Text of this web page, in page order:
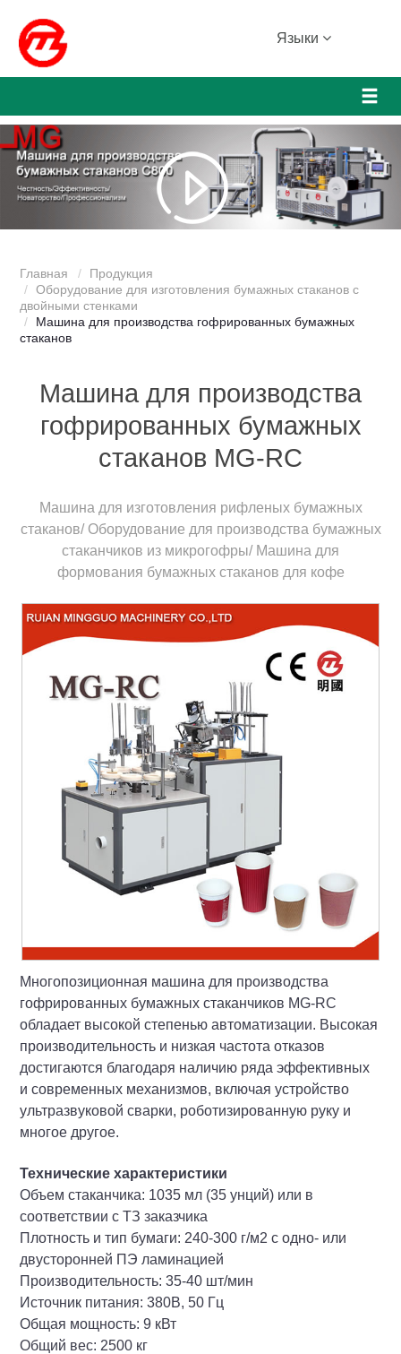
Языки
Главная
Продукция
Оборудование для изготовления бумажных стаканов с
двойными стенками
Машина для производства гофрированных бумажных
стаканов
Машина для производства
гофрированных бумажных
стаканов MG-RC
Машина для изготовления рифленых бумажных
стаканов/ Оборудование для производства бумажных
стаканчиков из микрогофры/ Машина для
формования бумажных стаканов для кофе
Многопозиционная машина для производства
гофрированных бумажных стаканчиков MG-RC
обладает высокой степенью автоматизации. Высокая
производительность и низкая частота отказов
достигаются благодаря наличию ряда эффективных
и современных механизмов, включая устройство
ультразвуковой сварки, роботизированную руку и
многое другое.
Технические характеристики
Объем стаканчика: 1035 мл (35 унций) или в
соответствии с ТЗ заказчика
Плотность и тип бумаги: 240-300 г/м2 с одно- или
двусторонней ПЭ ламинацией
Производительность: 35-40 шт/мин
Источник питания: 380В, 50 Гц
Общая мощность: 9 кВт
Общий вес: 2500 кг